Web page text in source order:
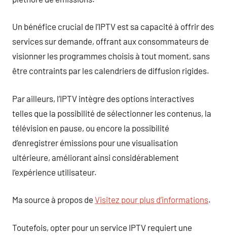
Un bénéfice crucial de l’IPTV est sa capacité à offrir des
services sur demande, offrant aux consommateurs de
visionner les programmes choisis à tout moment, sans
être contraints par les calendriers de diffusion rigides.
Par ailleurs, l’IPTV intègre des options interactives
telles que la possibilité de sélectionner les contenus, la
télévision en pause, ou encore la possibilité
d’enregistrer émissions pour une visualisation
ultérieure, améliorant ainsi considérablement
l’expérience utilisateur.
Ma source à propos de Visitez pour plus d’informations.
Toutefois, opter pour un service IPTV requiert une